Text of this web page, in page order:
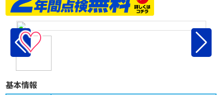
♡
基本情報